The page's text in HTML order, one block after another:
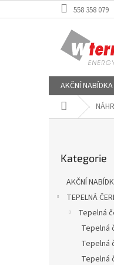
na
558 358 079
AKČNÍ NABÍDKA
Domů
kategorie
Kategorie
AKČNÍ
TEPELNÁ
Tepelná
Tepelná
Tepelná
Tepelná